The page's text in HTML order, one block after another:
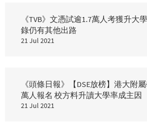
《TVB》文憑試逾1.7萬人考獲升大
錄仍有其他出路
21 Jul 2021
《頭條日報》【DSE放榜】港大附
萬人報名 校方料升讀大學率成主因
21 Jul 2021